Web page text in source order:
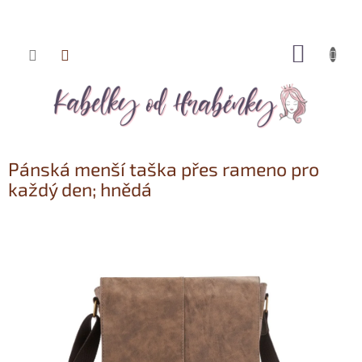
Přejít
Pánská menší taška přes rameno pro
každý den; hnědá